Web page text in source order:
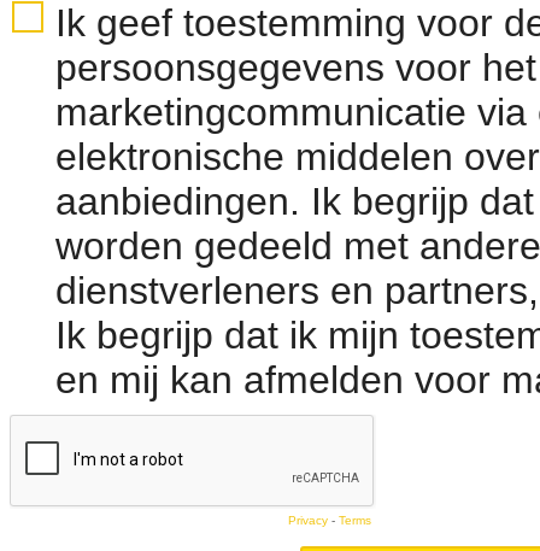
Ik geef toestemming voor
persoonsgegevens voor
marketingcommunicatie
elektronische middelen
aanbiedingen. Ik begrijp
worden gedeeld met
dienstverleners en
Ik begrijp dat ik mijn
en mij kan afmelden voor
Privacy - Terms